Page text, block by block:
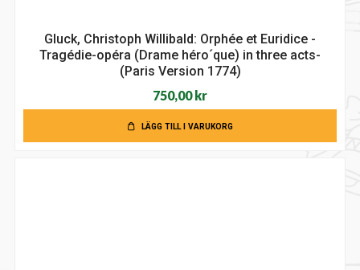
Gluck, Christoph Willibald: Orphée et Euridice -
Tragédie-opéra (Drame héro´que) in three acts-
(Paris Version 1774)
750,00 kr
LÄGG TILL I VARUKORG